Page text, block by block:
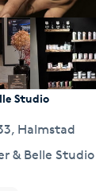
Studio
, Halmstad
& Belle